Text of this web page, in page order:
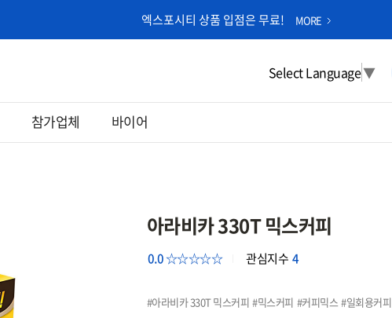
엑스포시티 상품 입점은 무료! MORE
Select Language▼
참가업체 바이어
아라비카 330T 믹스커피
0.0 ☆☆☆☆☆ 관심지수 4
아라비카 330T 믹스커피 믹스커피 커피믹스 일회용커피